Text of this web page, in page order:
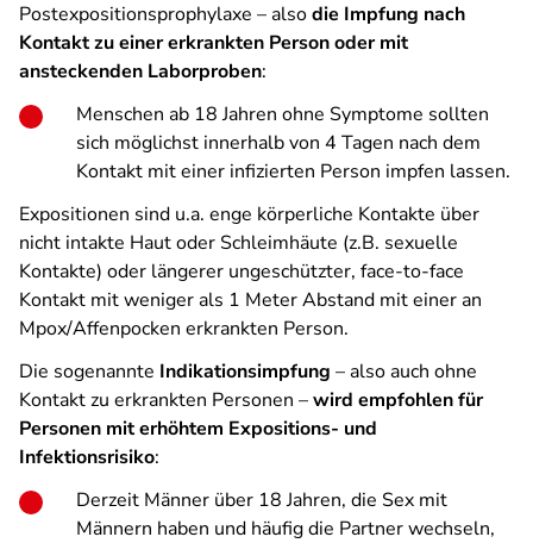
Postexpositionsprophylaxe – alsodie Impfung nach
Kontakt zu einer erkrankten Person oder mit
ansteckenden Laborproben:
Menschen ab 18 Jahren ohne Symptome sollten
sich möglichst innerhalb von 4 Tagen nach dem
Kontakt mit einer infizierten Person impfen lassen.
Expositionen sind u.a. enge körperliche Kontakte über
nicht intakte Haut oder Schleimhäute (z.B. sexuelle
Kontakte) oder längerer ungeschützter, face-to-face
Kontakt mit weniger als 1 Meter Abstand mit einer an
Mpox/Affenpocken erkrankten Person.
Die sogenannte Indikationsimpfung – also auch ohne
Kontakt zu erkrankten Personen –wird empfohlen für
Personen mit erhöhtem Expositions- und
Infektionsrisiko:
Derzeit Männer über 18 Jahren, die Sex mit
Männern haben und häufig die Partner wechseln,